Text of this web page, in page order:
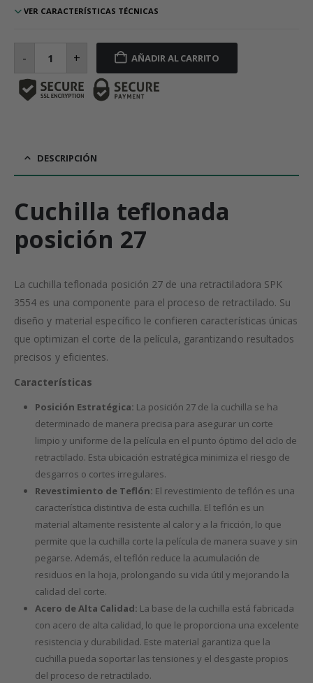
VER CARACTERÍSTICAS TÉCNICAS
- teflonada
posición
cantidad
+ AÑADIR AL CARRITO
DESCRIPCIÓN
Cuchilla teflonada
posición 27
La cuchilla teflonada posición 27 de una retractiladora SPK
3554 es una componente para el proceso de retractilado. Su
diseño y material específico le confieren características únicas
que optimizan el corte de la película, garantizando resultados
precisos y eficientes.
Características
Posición Estratégica: La posición 27 de la cuchilla se ha
determinado de manera precisa para asegurar un corte
limpio y uniforme de la película en el punto óptimo del ciclo de
retractilado. Esta ubicación estratégica minimiza el riesgo de
desgarros o cortes irregulares.
Revestimiento de Teflón: El revestimiento de teflón es una
característica distintiva de esta cuchilla. El teflón es un
material altamente resistente al calor y a la fricción, lo que
permite que la cuchilla corte la película de manera suave y sin
pegarse. Además, el teflón reduce la acumulación de
residuos en la hoja, prolongando su vida útil y mejorando la
calidad del corte.
Acero de Alta Calidad: La base de la cuchilla está fabricada
con acero de alta calidad, lo que le proporciona una excelente
resistencia y durabilidad. Este material garantiza que la
cuchilla pueda soportar las tensiones y el desgaste propios
del proceso de retractilado.